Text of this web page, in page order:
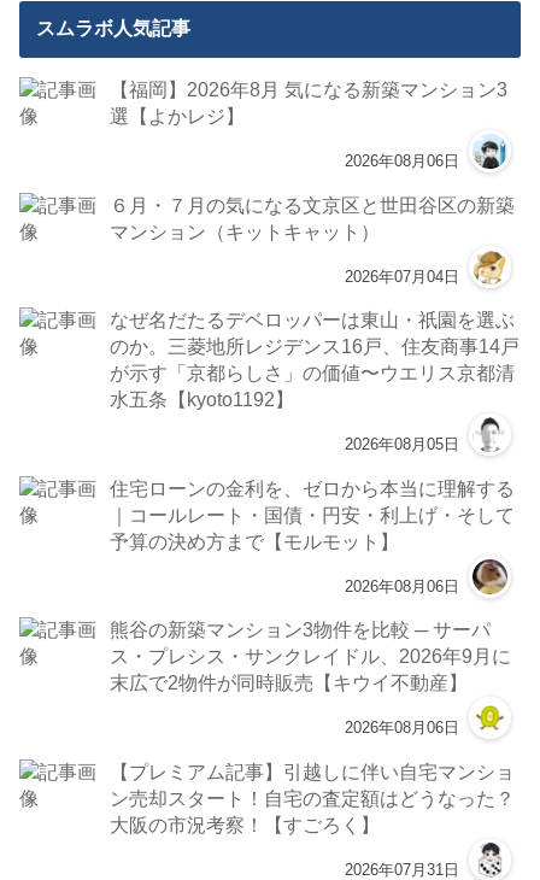
スムラボ人気記事
【福岡】2026年8月 気になる新築マンション3
選【よかレジ】
2026年08月06日
６月・７月の気になる文京区と世田谷区の新築
マンション（キットキャット）
2026年07月04日
なぜ名だたるデベロッパーは東山・祇園を選ぶ
のか。三菱地所レジデンス16戸、住友商事14戸
が示す「京都らしさ」の価値〜ウエリス京都清
水五条【kyoto1192】
2026年08月05日
住宅ローンの金利を、ゼロから本当に理解する
｜コールレート・国債・円安・利上げ・そして
予算の決め方まで【モルモット】
2026年08月06日
熊谷の新築マンション3物件を比較 ─ サーパ
ス・プレシス・サンクレイドル、2026年9月に
末広で2物件が同時販売【キウイ不動産】
2026年08月06日
【プレミアム記事】引越しに伴い自宅マンショ
ン売却スタート！自宅の査定額はどうなった？
大阪の市況考察！【すごろく】
2026年07月31日